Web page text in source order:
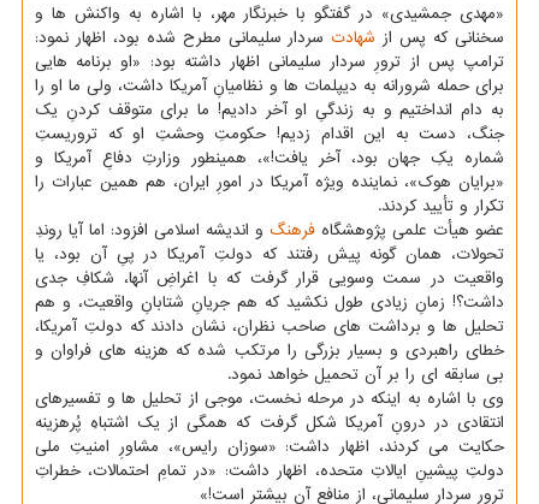
«مهدی جمشیدی» در گفتگو با خبرنگار مهر، با اشاره به واكنش ها و
سخنانی كه پس از شهادت سردار سلیمانی مطرح شده بود، اظهار نمود:
ترامپ پس از ترورِ سردار سلیمانی اظهار داشته بود: «او برنامه هایی
برای حمله شرورانه به دیپلمات ها و نظامیانِ آمریكا داشت، ولی ما او را
به دام انداختیم و به زندگیِ او آخر دادیم! ما برای متوقف كردنِ یك
جنگ، دست به این اقدام زدیم! حكومتِ وحشتِ او كه تروریستِ
شماره یكِ جهان بود، آخر یافت!»، همینطور وزارتِ دفاعِ آمریكا و
«برایان هوك»، نماینده ویژه آمریكا در امورِ ایران، هم همین عبارات را
تكرار و تأیید كردند.
عضو هیأت علمی پژوهشگاه فرهنگ و اندیشه اسلامی افزود: اما آیا روندِ
تحولات، همان گونه پیش رفتند كه دولتِ آمریكا در پیِ آن بود، یا
واقعیت در سمت وسویی قرار گرفت كه با اغراضِ آنها، شكافِ جدی
داشت؟! زمانِ زیادی طول نكشید كه هم جریانِ شتابانِ واقعیت، و هم
تحلیل ها و برداشت های صاحب نظران، نشان دادند كه دولتِ آمریكا،
خطای راهبردی و بسیار بزرگی را مرتكب شده كه هزینه های فراوان و
بی سابقه ای را بر آن تحمیل خواهد نمود.
وی با اشاره به اینكه در مرحله نخست، موجی از تحلیل ها و تفسیرهای
انتقادی در درونِ آمریكا شكل گرفت كه همگی از یك اشتباهِ پُرهزینه
حكایت می كردند، اظهار داشت: «سوزان رایس»، مشاورِ امنیتِ ملی
دولتِ پیشینِ ایالاتِ متحده، اظهار داشت: «در تمامِ احتمالات، خطراتِ
ترورِ سردار سلیمانی، از منافعِ آن بیشتر است!»